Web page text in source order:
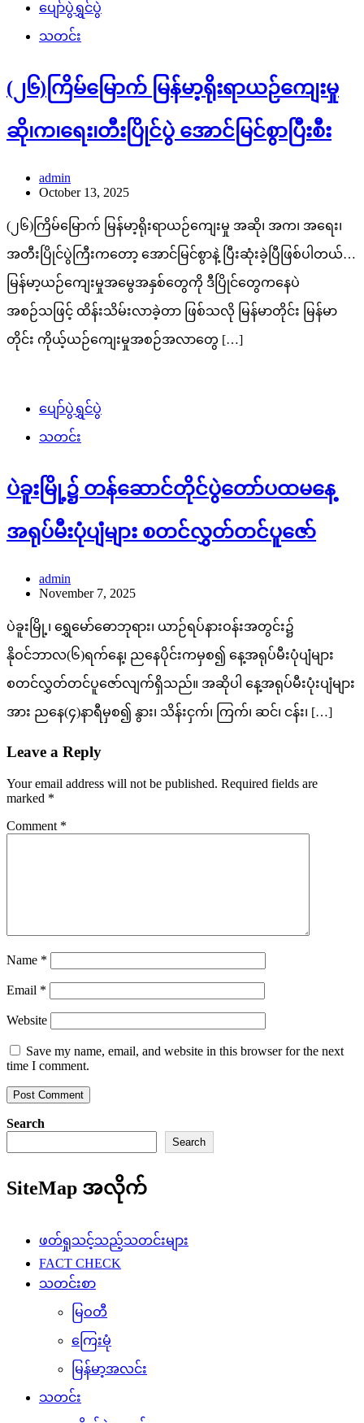
ပျော်ပွဲရွှင်ပွဲ
သတင်း
(၂၆)ကြိမ်မြောက် မြန်မာ့ရိုးရာယဉ်ကျေးမှု
ဆို၊က၊ရေး၊တီးပြိုင်ပွဲ အောင်မြင်စွာပြီးစီး
admin
October 13, 2025
(၂၆)ကြိမ်မြောက် မြန်မာ့ရိုးရာယဉ်ကျေးမှု အဆို၊ အက၊ အရေး၊
အတီးပြိုင်ပွဲကြီးကတော့ အောင်မြင်စွာနဲ့ ပြီးဆုံးခဲ့ပြီဖြစ်ပါတယ်…
မြန်မာ့ယဉ်ကျေးမှုအမွေအနှစ်တွေကို ဒီပြိုင်တွေကနေပဲ
အစဉ်သဖြင့် ထိန်းသိမ်းလာခဲ့တာ ဖြစ်သလို မြန်မာတိုင်း မြန်မာ
တိုင်း ကိုယ့်ယဉ်ကျေးမှုအစဉ်အလာတွေ […]
ပျော်ပွဲရွှင်ပွဲ
သတင်း
ပဲခူးမြို့၌ တန်ဆောင်တိုင်ပွဲတော်ပထမနေ့
အရုပ်မီးပုံပျံများ စတင်လွှတ်တင်ပူဇော်
admin
November 7, 2025
ပဲခူးမြို့၊ ရွှေမော်ဓောဘုရား၊ ယာဉ်ရပ်နားဝန်းအတွင်း၌
နိုဝင်ဘာလ(၆)ရက်နေ့၊ ညနေပိုင်းကမှစ၍ နေ့အရုပ်မီးပုံပျံများ
စတင်လွှတ်တင်ပူဇော်လျက်ရှိသည်။ အဆိုပါ နေ့အရုပ်မီးပုံးပျံများ
အား ညနေ(၄)နာရီမှစ၍ နွား၊ သိန်းငှက်၊ ကြက်၊ ဆင်၊ ငန်း၊ […]
Leave a Reply
Your email address will not be published. Required fields are
marked *
Comment *
Name *
Email *
Website
Save my name, email, and website in this browser for the next
time I comment.
Search
Search
SiteMap အလိုက်
ဖတ်ရှုသင့်သည့်သတင်းများ
FACT CHECK
သတင်းစာ
မြဝတီ
ကြေးမုံ
မြန်မာ့အလင်း
သတင်း